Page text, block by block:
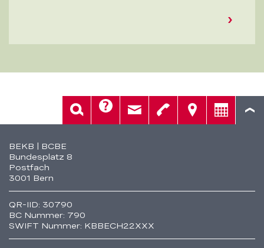
Fusszeile
BEKB | BCBE
Bundesplatz 8
Postfach
3001 Bern
QR-IID: 30790
BC Nummer: 790
SWIFT Nummer: KBBECH22XXX